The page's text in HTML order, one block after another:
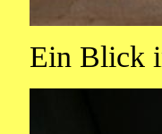
Ein Blick